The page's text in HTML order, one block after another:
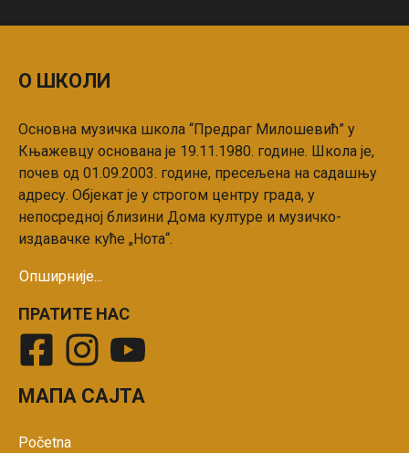
О ШКОЛИ
Основна музичка школа “Предраг Mилошевић” у
Књажевцу основана је 19.11.1980. године. Школа је,
почев од 01.09.2003. године, пресељена на садашњу
адресу. Објекат је у строгом центру града, у
непосредној близини Дома културе и музичко-
издавачке куће „Нота“.
Опширније...
ПРАТИТЕ НАС
МАПА САЈТА
Početna